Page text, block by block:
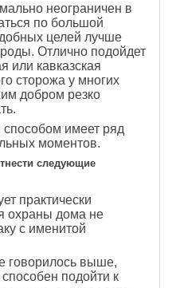
неограничен в
по большой
целей лучше
Отлично подойдет
или кавказская
сторожа у многих
добром резко
имеет ряд
моментов.
следующие
практически
охраны дома не
с именитой
говорилось выше,
подойти к